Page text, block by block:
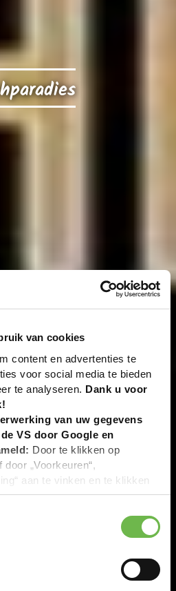
van cookies
content en advertenties te
voor social media te bieden
te analyseren. Dank u voor
van uw gegevens
VS door Google en
Door te klikken op
„Voorkeuren“,
aan te vinken en te klikken
stemt u er ook mee in
49 (1) zin 1 lit. a DSGVO. De
Hof van Justitie beoordeeld
EU-normen. In het